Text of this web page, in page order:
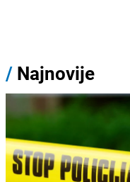
/ Najnovije